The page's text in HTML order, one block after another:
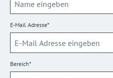
E-Mail Adresse*
Bereich*